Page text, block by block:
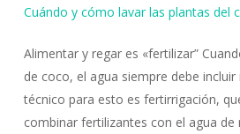
Cuándo y cómo lavar las plantas del
Alimentar y regar es «fertilizar”
de coco, el agua siempre debe
técnico para esto es fertirrigación,
combinar fertilizantes con el agua de